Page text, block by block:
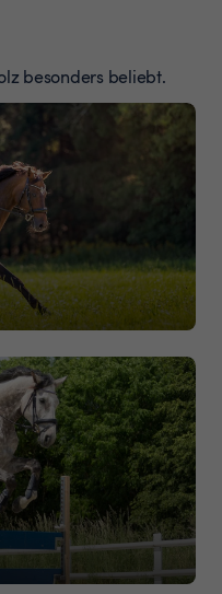
besonders beliebt.